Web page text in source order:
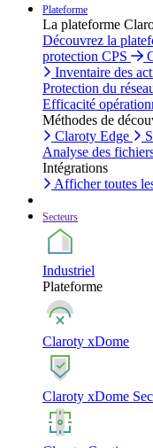
Plateforme
La plateforme
Découvrez la
protection CPS
Inventaire des
Protection du
Efficacité
Méthodes de
Claroty Edge
Analyse des
Intégrations
Afficher toutes
Secteurs
Industriel
Plateforme
Claroty xDome
Claroty xDome